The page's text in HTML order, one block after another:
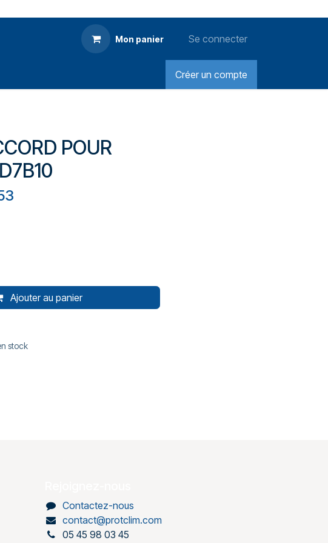
Mon panier Se connecter
Créer un compte
POUR
Ajouter au panier
stock
Contactez-nous
contact@protclim.com
05 45 98 03 45